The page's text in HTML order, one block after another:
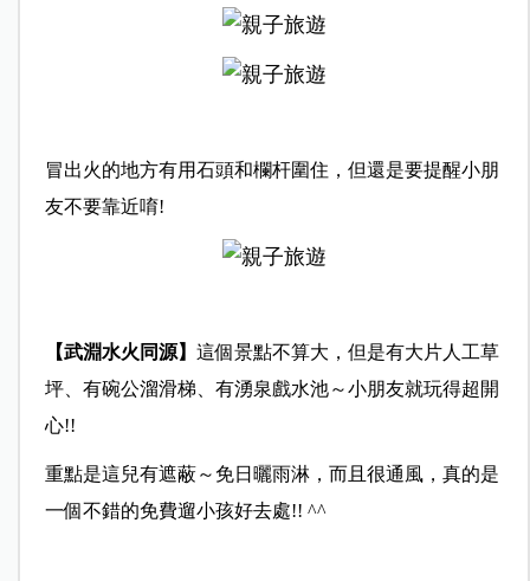
冒出火的地方有用石頭和欄杆圍住，但還是要提醒小朋
友不要靠近唷!
【武淵水火同源】 這個景點不算大，但是有大片人工草
坪、有碗公溜滑梯、有湧泉戲水池～小朋友就玩得超開
心!!
重點是這兒有遮蔽～免日曬雨淋，而且很通風，真的是
一個不錯的免費遛小孩好去處!! ^^